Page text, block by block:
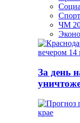
Спорт
ЧМ
За день